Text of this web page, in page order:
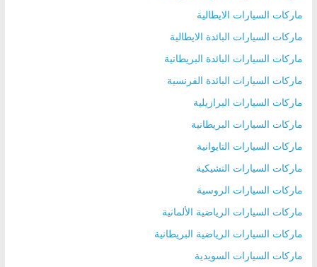
ماركات السيارات الايطالية
ماركات السيارات البائدة الايطالية
ماركات السيارات البائدة البريطانية
ماركات السيارات البائدة الفرنسية
ماركات السيارات البرازيلية
ماركات السيارات البريطانية
ماركات السيارات التايوانية
ماركات السيارات التشيكية
ماركات السيارات الروسية
ماركات السيارات الرياضية الألمانية
ماركات السيارات الرياضية البريطانية
ماركات السيارات السويدية